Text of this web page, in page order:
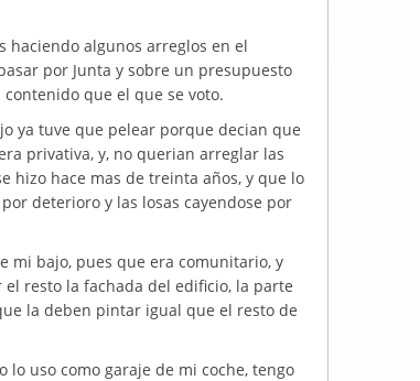
haciendo algunos arreglos en el
por Junta y sobre un presupuesto
que el que se voto.
ya tuve que pelear porque decian que
privativa, y, no querian arreglar las
hizo hace mas de treinta años, y que lo
deterioro y las losas cayendose por
mi bajo, pues que era comunitario, y
resto la fachada del edificio, la parte
la deben pintar igual que el resto de
lo uso como garaje de mi coche, tengo